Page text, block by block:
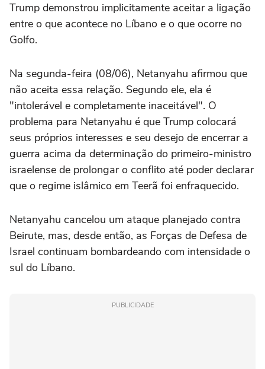
Trump demonstrou implicitamente aceitar a ligação
entre o que acontece no Líbano e o que ocorre no
Golfo.
Na segunda-feira (08/06), Netanyahu afirmou que
não aceita essa relação. Segundo ele, ela é
"intolerável e completamente inaceitável". O
problema para Netanyahu é que Trump colocará
seus próprios interesses e seu desejo de encerrar a
guerra acima da determinação do primeiro-ministro
israelense de prolongar o conflito até poder declarar
que o regime islâmico em Teerã foi enfraquecido.
Netanyahu cancelou um ataque planejado contra
Beirute, mas, desde então, as Forças de Defesa de
Israel continuam bombardeando com intensidade o
sul do Líbano.
PUBLICIDADE